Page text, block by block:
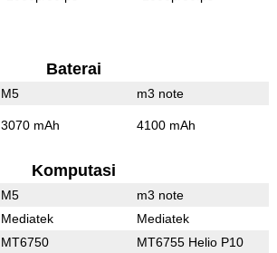
Baterai
M5 m3 note
3070 mAh 4100 mAh
Komputasi
M5 m3 note
Mediatek Mediatek
MT6750 MT6755 Helio P10